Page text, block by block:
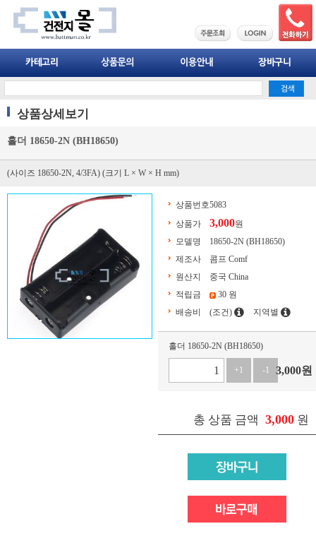
상품상세보기
홀더 18650-2N (BH18650)
(사이즈 18650-2N, 4/3FA) (크기 L × W × H mm)
상품번호5083
상품가
3,000원
모델명
18650-2N (BH18650)
제조사
콤프 Comf
원산지
중국 China
적립금
30 원
배송비
(조건) 지역별
홀더 18650-2N (BH18650)
+1 -1 3,000원
총 상품 금액 3,000 원